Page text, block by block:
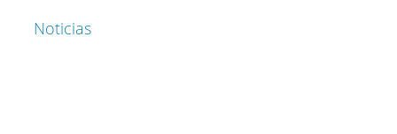
Noticias